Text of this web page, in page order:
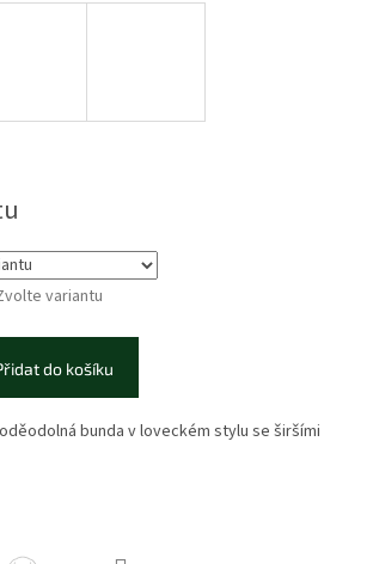
variantu
do košíku
bunda v loveckém stylu se širšími